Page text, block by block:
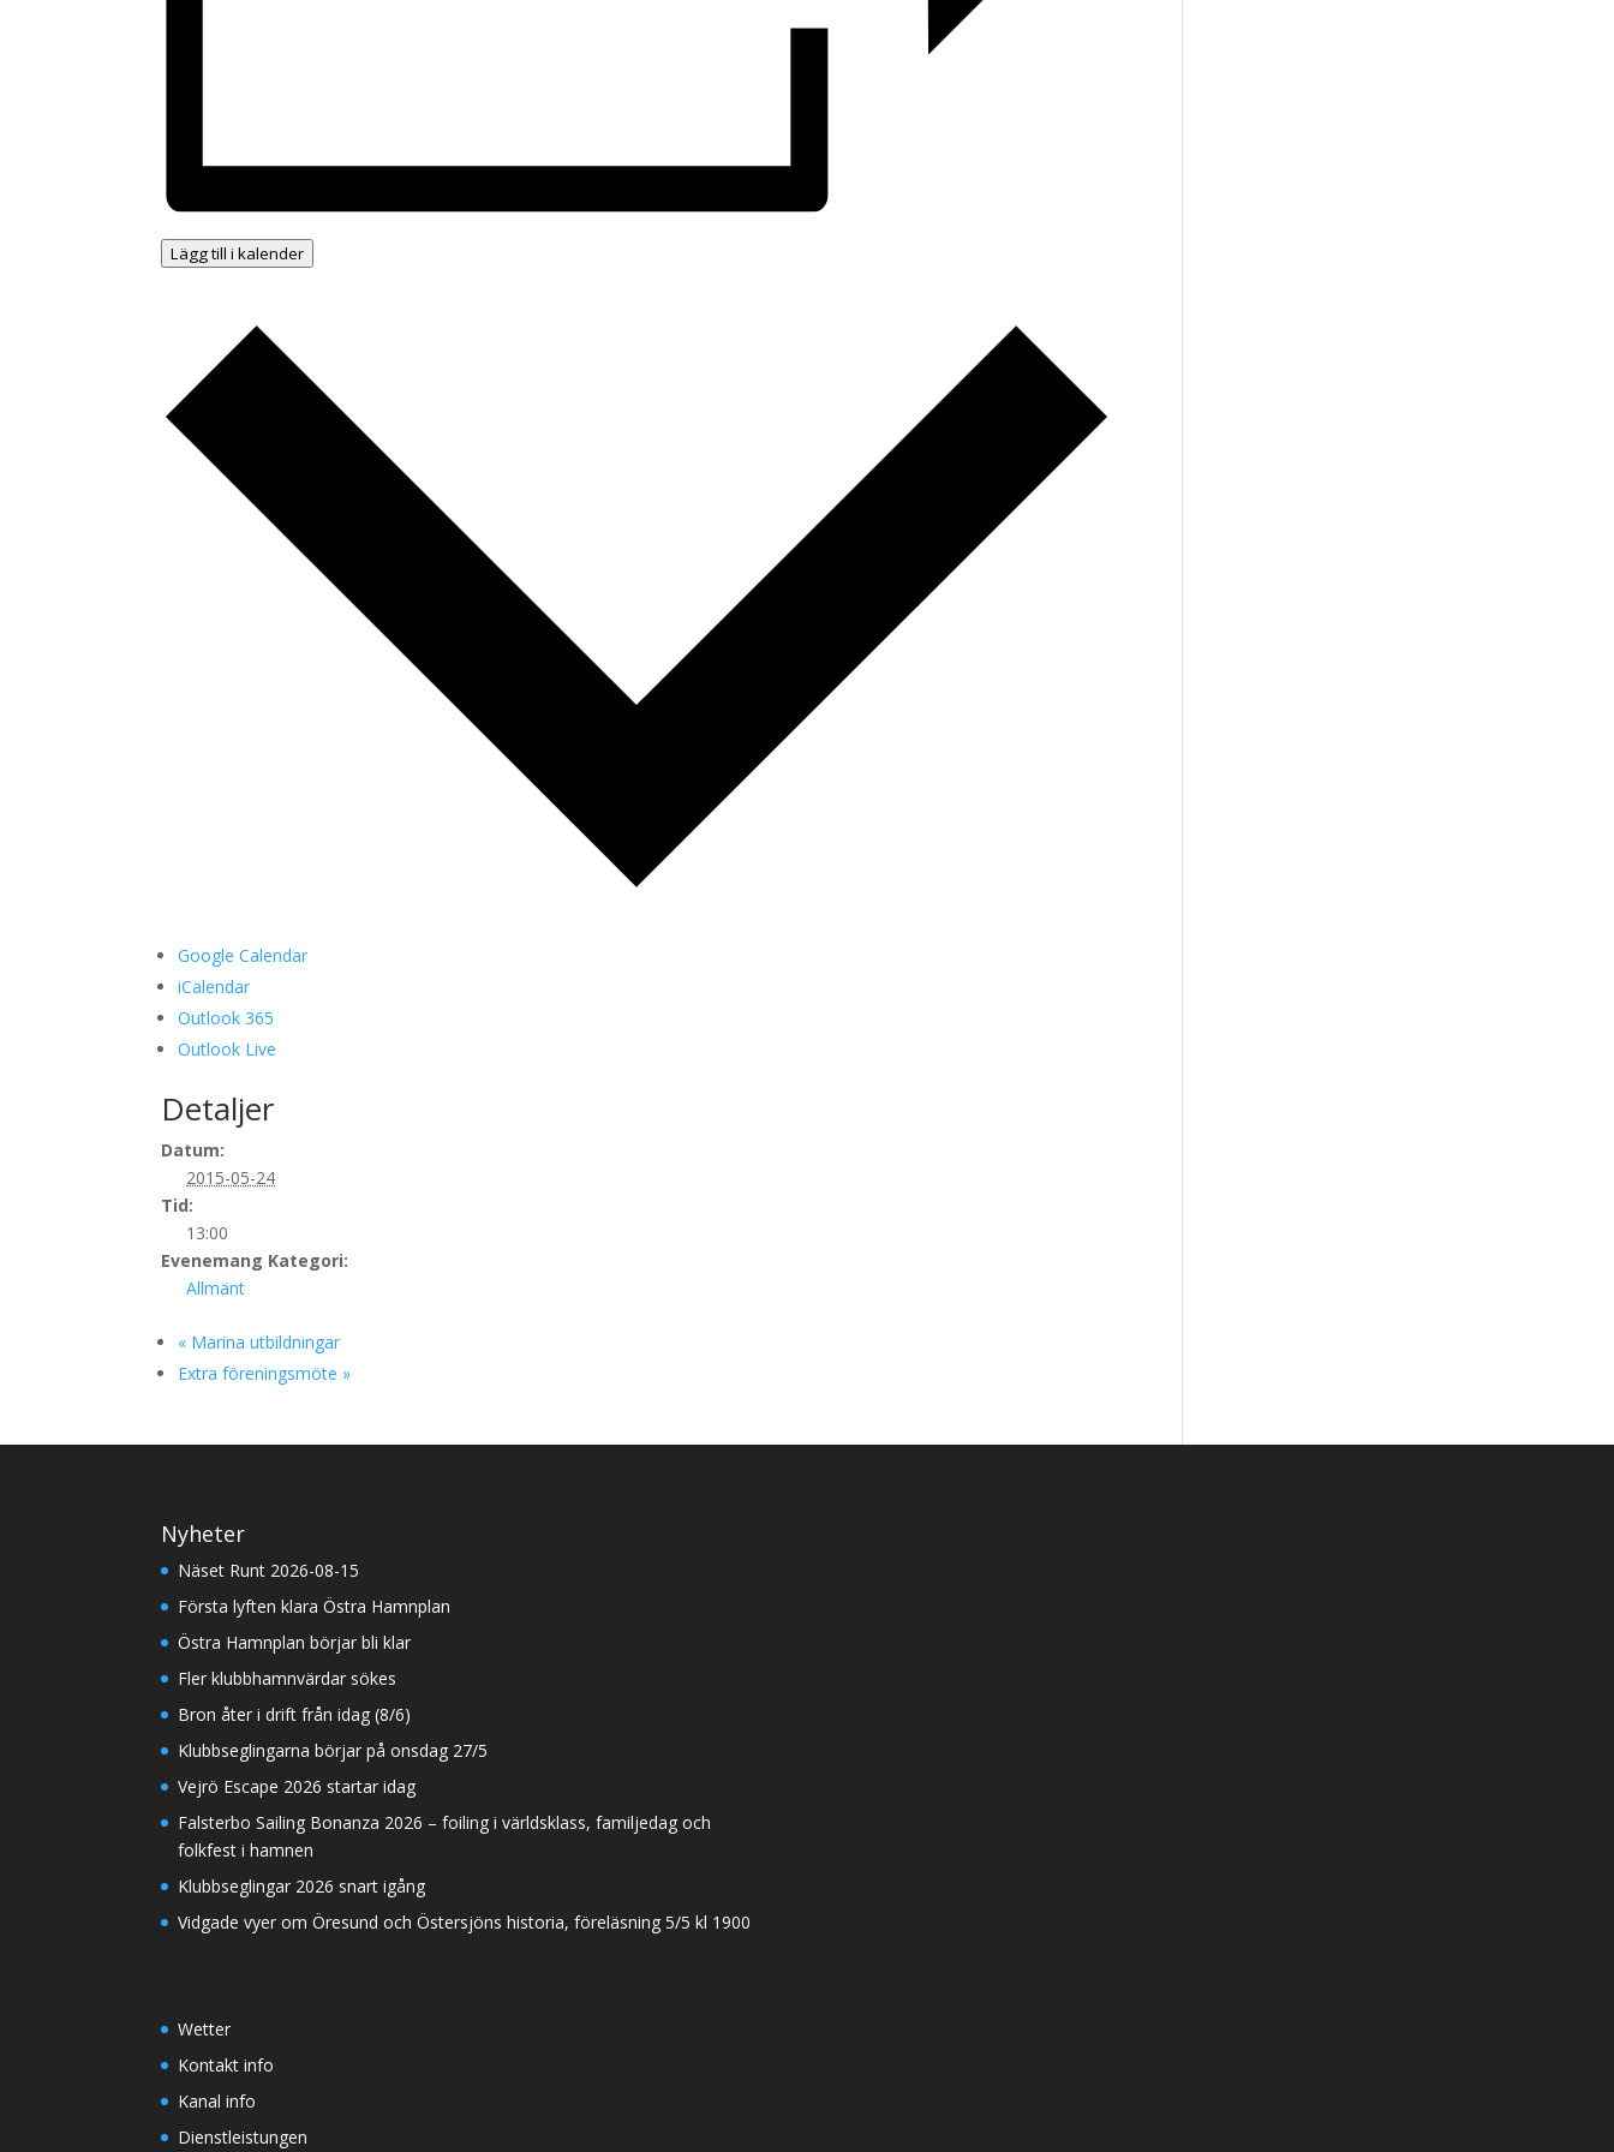
Lägg till i kalender
Google Calendar
iCalendar
Outlook 365
Outlook Live
Detaljer
Datum:
2015-05-24
Tid:
13:00
Evenemang Kategori:
Allmänt
« Marina utbildningar
Extra föreningsmöte »
Nyheter
Näset Runt 2026-08-15
Första lyften klara Östra Hamnplan
Östra Hamnplan börjar bli klar
Fler klubbhamnvärdar sökes
Bron åter i drift från idag (8/6)
Klubbseglingarna börjar på onsdag 27/5
Vejrö Escape 2026 startar idag
Falsterbo Sailing Bonanza 2026 – foiling i världsklass, familjedag och
folkfest i hamnen
Klubbseglingar 2026 snart igång
Vidgade vyer om Öresund och Östersjöns historia, föreläsning 5/5 kl 1900
Wetter
Kontakt info
Kanal info
Dienstleistungen